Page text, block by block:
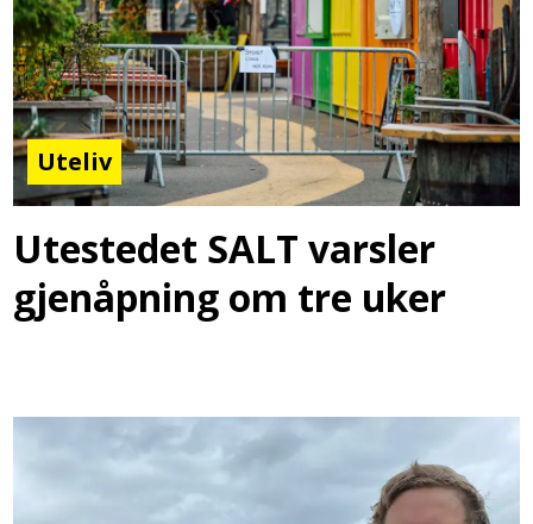
Uteliv
Utestedet SALT varsler
gjenåpning om tre uker